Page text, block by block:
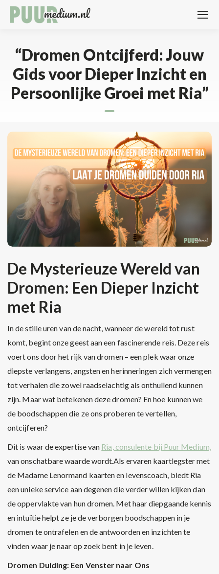
“Dromen Ontcijferd: Jouw
Gids voor Dieper Inzicht en
Persoonlijke Groei met Ria”
De Mysterieuze Wereld van
Dromen: Een Dieper Inzicht
met Ria
In de stille uren van de nacht, wanneer de wereld tot rust
komt, begint onze geest aan een fascinerende reis. Deze reis
voert ons door het rijk van dromen – een plek waar onze
diepste verlangens, angsten en herinneringen zich vermengen
tot verhalen die zowel raadselachtig als onthullend kunnen
zijn. Maar wat betekenen deze dromen? En hoe kunnen we
de boodschappen die ze ons proberen te vertellen,
ontcijferen?
Dit is waar de expertise van Ria, consulente bij Puur Medium,
van onschatbare waarde wordt.Als ervaren kaartlegster met
de Madame Lenormand kaarten en levenscoach, biedt Ria
een unieke service aan degenen die verder willen kijken dan
de oppervlakte van hun dromen. Met haar diepgaande kennis
en intuïtie helpt ze je de verborgen boodschappen in je
dromen te ontrafelen en de antwoorden en inzichten te
vinden waar je naar op zoek bent in je leven.
Dromen Duiding: Een Venster naar Ons